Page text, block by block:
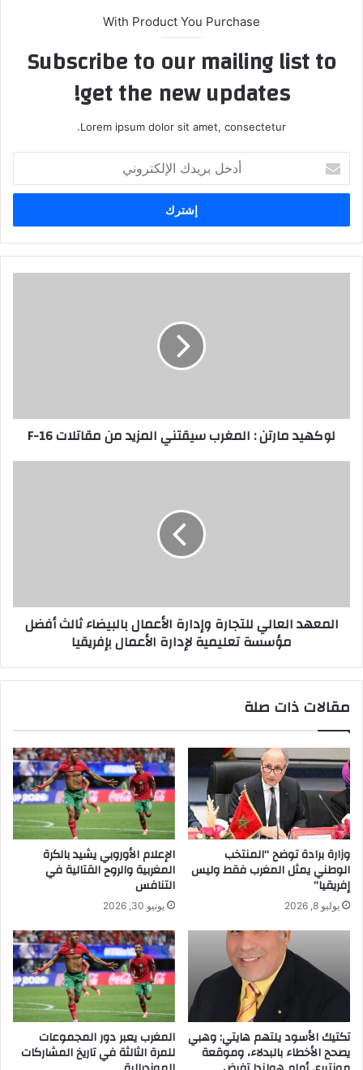
With Product You Purchase
Subscribe to our mailing list to
get the new updates!
Lorem ipsum dolor sit amet, consectetur.
بريدك
الإلكتروني
لوكهيد مارتن : المغرب سيقتني المزيد من مقاتلات F-16
المعهد العالي للتجارة وإدارة الأعمال بالبيضاء ثالث أفضل
مؤسسة تعليمية لإدارة الأعمال بإفريقيا
مقالات ذات صلة
وزارة برادة توضح “المنتخب
الوطني يمثل المغرب فقط وليس
إفريقيا”
يوليو 8, 2026
الإعلام الأوروبي يشيد بالكرة
المغربية والروح القتالية في
التنافس
يونيو 30, 2026
تكتيك الأسود يلتهم هايتي: وهبي
يصحح الأخطاء بالبدلاء، وموقعة
المغرب يعبر دور المجموعات
للمرة الثالثة في تاريخ المشاركات